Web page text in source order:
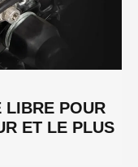
LIBRE POUR
ET LE PLUS